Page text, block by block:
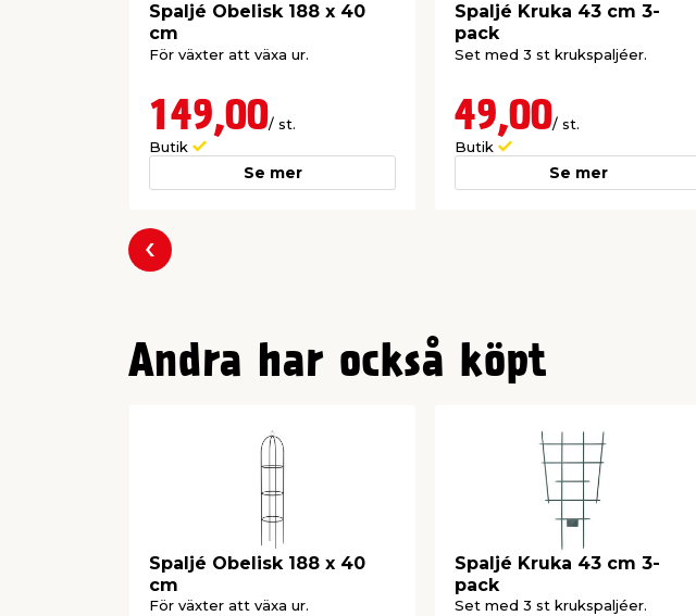
Spaljé Obelisk 188 x 40
cm
För växter att växa ur.
149,00/ st.
Butik
Se mer
Spaljé Kruka 43 cm 3-
pack
Set med 3 st krukspaljéer.
49,00/ st.
Butik
Se mer
Föregående
Andra har också köpt
Spaljé Obelisk 188 x 40
cm
För växter att växa ur.
Spaljé Kruka 43 cm 3-
pack
Set med 3 st krukspaljéer.